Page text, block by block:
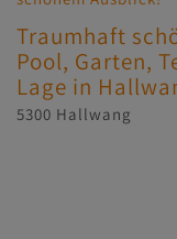
Traumhaft
Pool, Garten,
Lage in
5300 Hallwang